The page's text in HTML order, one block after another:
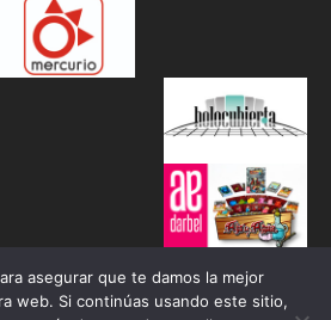
asegurar que te damos la mejor
web. Si continúas usando este sitio,